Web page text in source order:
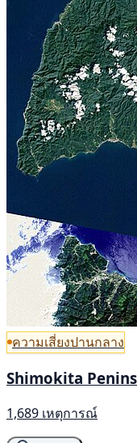
ความเสี่ยงปานกลาง
Shimokita
1,689 เหตุการณ์